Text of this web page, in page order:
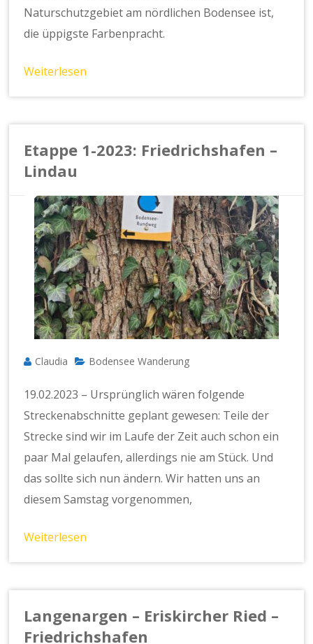
Naturschutzgebiet am nördlichen Bodensee ist,
die üppigste Farbenpracht.
Weiterlesen
Etappe 1-2023: Friedrichshafen –
Lindau
Claudia Bodensee Wanderung
19.02.2023 – Ursprünglich wären folgende
Streckenabschnitte geplant gewesen: Teile der
Strecke sind wir im Laufe der Zeit auch schon ein
paar Mal gelaufen, allerdings nie am Stück. Und
das sollte sich nun ändern. Wir hatten uns an
diesem Samstag vorgenommen,
Weiterlesen
Langenargen – Eriskircher Ried –
Friedrichshafen